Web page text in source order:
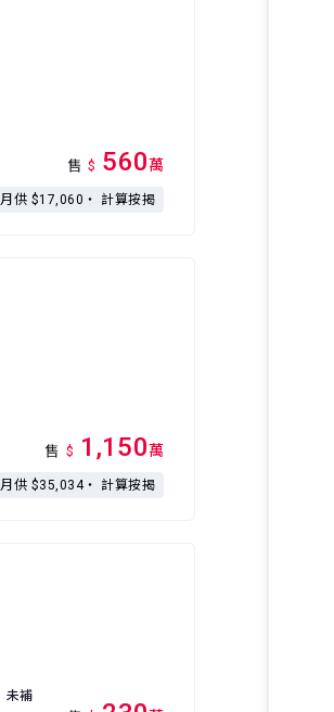
售 $ 560萬
月供 $17,060・ 計算按揭
售 $ 1,150萬
月供 $35,034・ 計算按揭
未補